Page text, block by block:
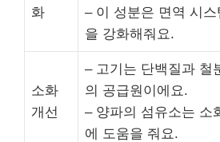
화
– 이 성분은 면역 시스
을 강화해줘요.
소화
개선
– 고기는 단백질과 철
의 공급원이에요.
– 양파의 섬유소는 소
에 도움을 줘요.